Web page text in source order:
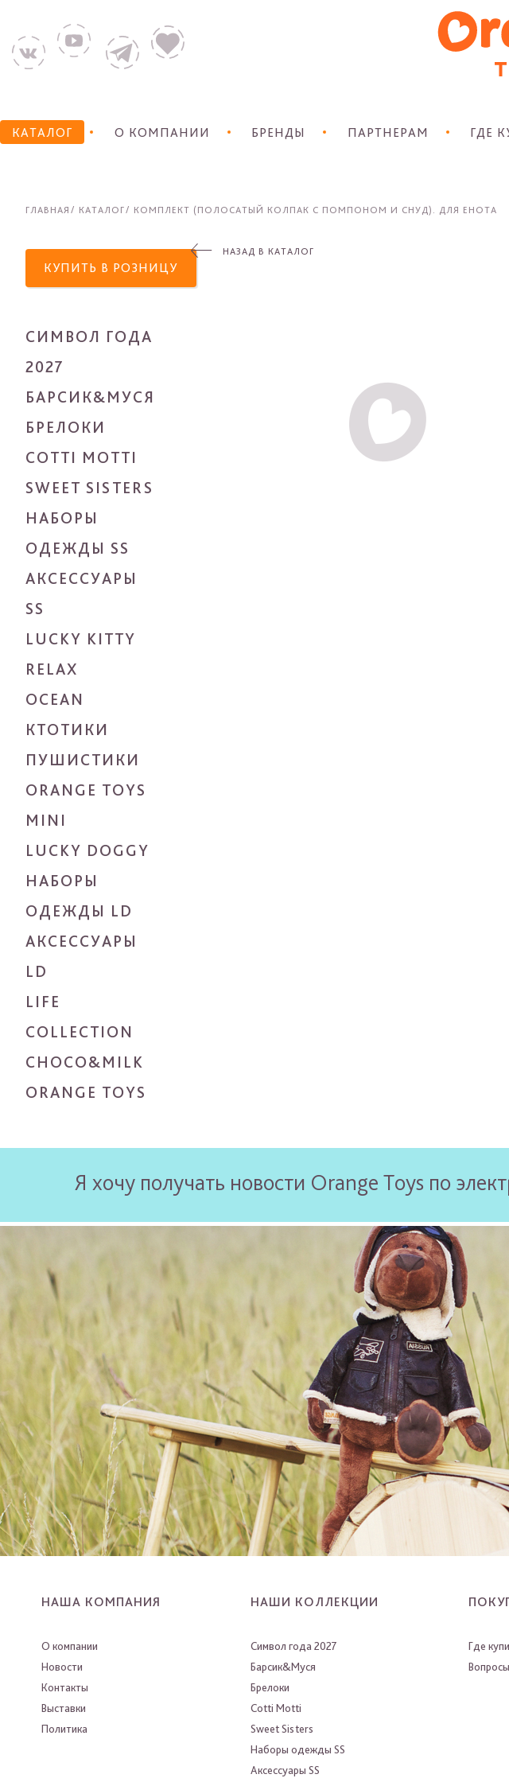
КАТАЛОГ О КОМПАНИИ БРЕНДЫ ПАРТНЕРАМ ГДЕ
ГЛАВНАЯ КАТАЛОГ КОМПЛЕКТ (ПОЛОСАТЫЙ КОЛПАК С ПОМПОНОМ И СНУД). ДЛЯ ЕНОТА
КУПИТЬ В РОЗНИЦУ
СИМВОЛ ГОДА
2027
БАРСИК&МУСЯ
БРЕЛОКИ
COTTI MOTTI
SWEET SISTERS
НАБОРЫ
ОДЕЖДЫ SS
АКСЕССУАРЫ
SS
LUCKY KITTY
RELAX
OCEAN
КТОТИКИ
ПУШИСТИКИ
ORANGE TOYS
MINI
LUCKY DOGGY
НАБОРЫ
ОДЕЖДЫ LD
АКСЕССУАРЫ
LD
LIFE
COLLECTION
CHOCO&MILK
ORANGE TOYS
НАЗАД В КАТАЛОГ
Я хочу получать новости Orange Toys по
НАША КОМПАНИЯ
О компании
Новости
Контакты
Выставки
Политика
НАШИ КОЛЛЕКЦИИ
Символ года 2027
Барсик&Муся
Брелоки
Cotti Motti
Sweet Sisters
Наборы одежды SS
Аксессуары SS
Где
Вопросы